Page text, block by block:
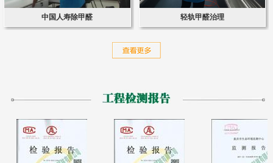
中国人寿除甲醛 轻轨甲醛治理